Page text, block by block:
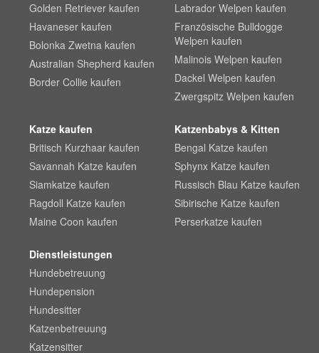
Golden Retriever kaufen
Havaneser kaufen
Bolonka Zwetna kaufen
Australian Shepherd kaufen
Border Collie kaufen
Labrador Welpen kaufen
Französische Bulldogge
Welpen kaufen
Malinois Welpen kaufen
Dackel Welpen kaufen
Zwergspitz Welpen kaufen
Katze kaufen
Britisch Kurzhaar kaufen
Savannah Katze kaufen
Siamkatze kaufen
Ragdoll Katze kaufen
Maine Coon kaufen
Katzenbabys & Kitten
Bengal Katze kaufen
Sphynx Katze kaufen
Russisch Blau Katze kaufen
Sibirische Katze kaufen
Perserkatze kaufen
Dienstleistungen
Hundebetreuung
Hundepension
Hundesitter
Katzenbetreuung
Katzensitter